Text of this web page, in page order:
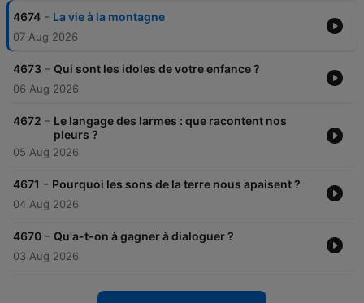
4674 - La vie à la montagne
07 Aug 2026
4673 - Qui sont les idoles de votre enfance ?
06 Aug 2026
4672 - Le langage des larmes : que racontent nos
pleurs ?
05 Aug 2026
4671 - Pourquoi les sons de la terre nous apaisent ?
04 Aug 2026
4670 - Qu'a-t-on à gagner à dialoguer ?
03 Aug 2026